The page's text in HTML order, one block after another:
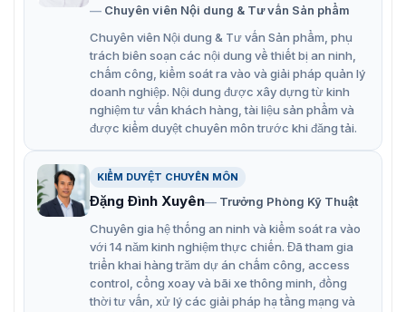
Đặc điềm kỹ thuật nổi bật của DS-
2DF8236I5X-AEL(W)
Hình ảnh chất lượng cao
Camera DS-2DF8236I5X-AEL(W) được trang bị cảm biến
Chuyên viên Nội dung & Tư vấn Sản phẩm
Chuyên viên Nội dung & Tư vấn Sản phẩm, phụ
trách biên soạn các nội dung về thiết bị an ninh,
chấm công, kiểm soát ra vào và giải pháp quản lý
doanh nghiệp. Nội dung được xây dựng từ kinh
nghiệm tư vấn khách hàng, tài liệu sản phẩm và
được kiểm duyệt chuyên môn trước khi đăng tải.
KIỂM DUYỆT CHUYÊN MÔN
Đặng Đình Xuyên
Trưởng Phòng Kỹ Thuật
Chuyên gia hệ thống an ninh và kiểm soát ra vào
với 14 năm kinh nghiệm thực chiến. Đã tham gia
triển khai hàng trăm dự án chấm công, access
control, cổng xoay và bãi xe thông minh, đồng
thời tư vấn, xử lý các giải pháp hạ tầng mạng và